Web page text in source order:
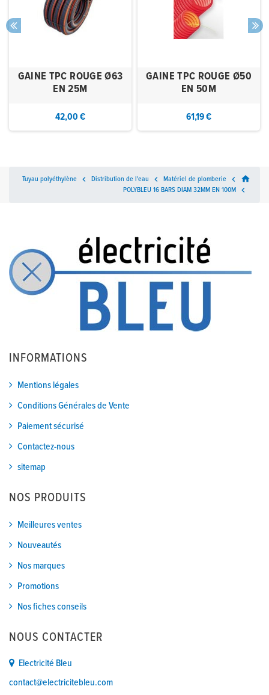
GAINE TPC ROUGE Ø63
EN 25M
42,00 €
GAINE TPC ROUGE Ø50
EN 50M
61,19 €
home

Matériel de plomberie

Distribution de l'eau

Tuyau polyéthylène

POLYBLEU 16 BARS DIAM 32MM EN 100M
INFORMATIONS
Mentions légales
Conditions Générales de Vente
Paiement sécurisé
Contactez-nous
sitemap
NOS PRODUITS
Meilleures ventes
Nouveautés
Nos marques
Promotions
Nos fiches conseils
NOUS CONTACTER
Electricité Bleu
contact@electricitebleu.com